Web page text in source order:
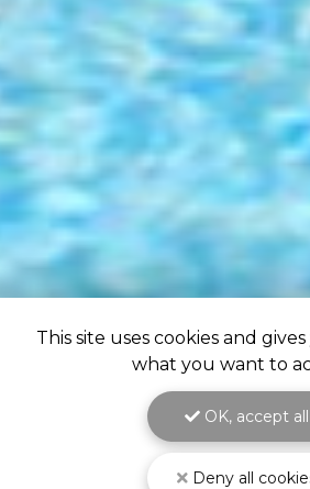
This site uses cookies and
what you want to
OK, accept all
Deny all